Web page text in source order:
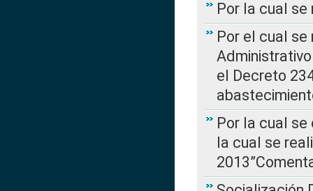
Por la cual se
Por el cual
el Decreto
Por la cual se
la cual se